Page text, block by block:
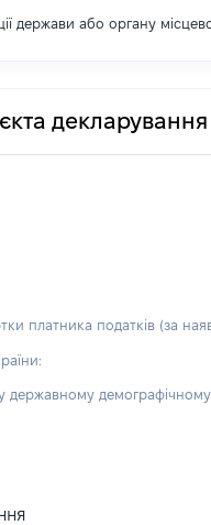
держави або органу
декларування
платника податків (за
демографічному